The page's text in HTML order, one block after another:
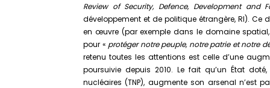
Review of Security, Defence, Development and
développement et de politique étrangère, RI).
en œuvre (par exemple dans le domaine
pour « protéger notre peuple, notre patrie et notre
retenu toutes les attentions est celle d’une
poursuivie depuis 2010. Le fait qu’un État
nucléaires (TNP), augmente son arsenal n’est